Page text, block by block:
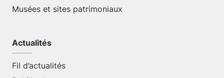
Musées et sites patrimoniaux
Actualités
Fil d’actualités